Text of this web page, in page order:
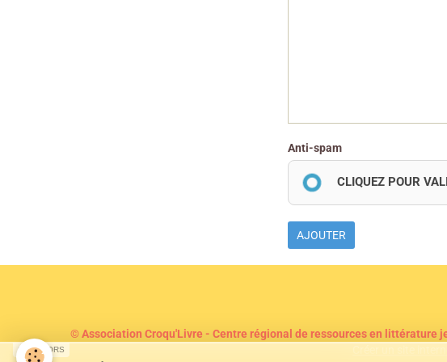
Anti-spam
CLIQUEZ POUR
AJOUTER
© Association Croqu'Livre - Centre régional de ressources en littérature
SPONSORS